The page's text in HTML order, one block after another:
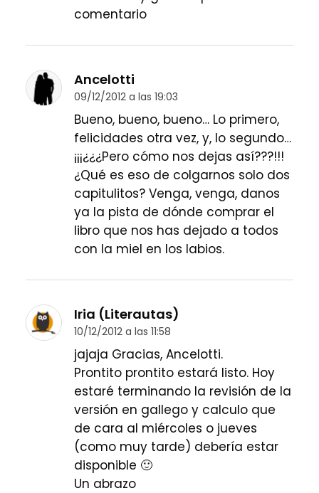
comentario
Ancelotti
09/12/2012 a las 19:03
Bueno, bueno, bueno… Lo primero,
felicidades otra vez, y, lo segundo…
¡¡¡¿¿¿Pero cómo nos dejas así???!!!
¿Qué es eso de colgarnos solo dos
capitulitos? Venga, venga, danos
ya la pista de dónde comprar el
libro que nos has dejado a todos
con la miel en los labios.
Iria (Literautas)
10/12/2012 a las 11:58
jajaja Gracias, Ancelotti.
Prontito prontito estará listo. Hoy
estaré terminando la revisión de la
versión en gallego y calculo que
de cara al miércoles o jueves
(como muy tarde) debería estar
disponible 🙂
Un abrazo